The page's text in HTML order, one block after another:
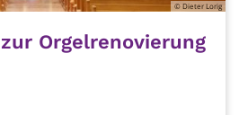
© Dieter Lorig
Orgelrenovierung